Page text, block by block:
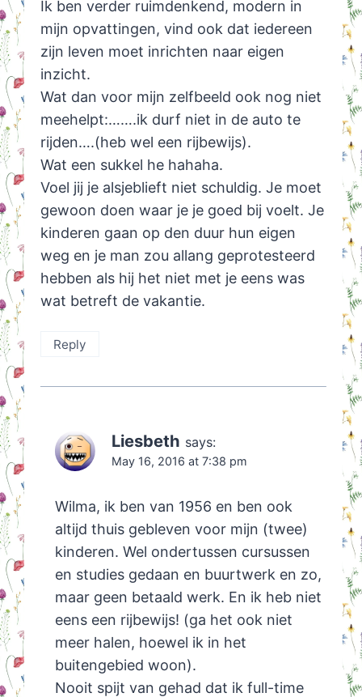
Ik ben verder ruimdenkend, modern in
mijn opvattingen, vind ook dat iedereen
zijn leven moet inrichten naar eigen
inzicht.
Wat dan voor mijn zelfbeeld ook nog niet
meehelpt:…….ik durf niet in de auto te
rijden….(heb wel een rijbewijs).
Wat een sukkel he hahaha.
Voel jij je alsjeblieft niet schuldig. Je moet
gewoon doen waar je je goed bij voelt. Je
kinderen gaan op den duur hun eigen
weg en je man zou allang geprotesteerd
hebben als hij het niet met je eens was
wat betreft de vakantie.
Reply
Liesbeth says:
May 16, 2016 at 7:38 pm
Wilma, ik ben van 1956 en ben ook
altijd thuis gebleven voor mijn (twee)
kinderen. Wel ondertussen cursussen
en studies gedaan en buurtwerk en zo,
maar geen betaald werk. En ik heb niet
eens een rijbewijs! (ga het ook niet
meer halen, hoewel ik in het
buitengebied woon).
Nooit spijt van gehad dat ik full-time